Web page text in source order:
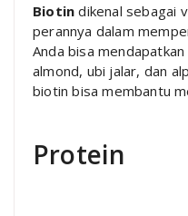
Biotin dikenal sebagai
perannya dalam
Anda bisa
almond, ubi jalar, dan
biotin bisa membantu
Protein